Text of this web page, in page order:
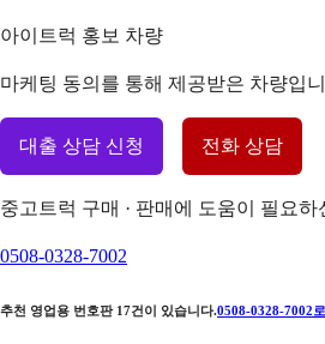
아이트럭 홍보 차량
마케팅 동의를 통해 제공받은 차량입
대출 상담 신청 전화 상담
중고트럭 구매 · 판매에 도움이 필요하
0508-0328-7002
추천 영업용 번호판 17건이 있습니다.0508-0328-7002